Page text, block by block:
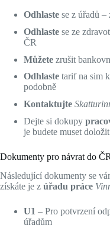
Odhlaste se z úřadů –
Odhlaste se ze
ČR
Můžete zrušit
Odhlaste tarif na sim
podobně
Kontaktujte
Dejte si dokupy
je budete muset
Dokumenty pro návrat do ČR
Následující dokumenty se
získáte je z úřadu práce
U1 – Pro potvrzení
úřadům